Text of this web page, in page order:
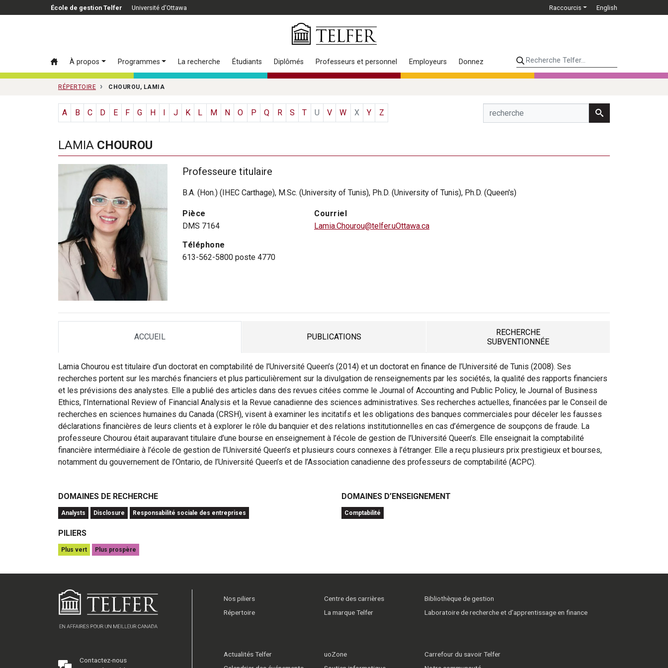
Passer au contenu principal
École de gestion Telfer Université d'Ottawa Raccourcis English
À propos Programmes La recherche Étudiants Diplômés Professeurs et personnel Employeurs DonnezRecherche Telfer...
RÉPERTOIRE CHOUROU, LAMIA
A B C D E F G H J K L M N O P Q R S T U V W X Y Z
LAMIA CHOUROU
Professeure titulaire
B.A. (Hon.) (IHEC Carthage), M.Sc. (University of Tunis), Ph.D. (University of Tunis), Ph.D. (Queen's)
Pièce
DMS 7164
Téléphone
613-562-5800 poste 4770
Courriel
Lamia.Chourou@telfer.uOttawa.ca
ACCUEIL
TAB PUBLICATIONS
TAB
RECHERCHE
SUBVENTIONNÉE
TAB
Lamia Chourou est titulaire d’un doctorat en comptabilité de l’Université Queen’s (2014) et un doctorat en finance de l’Université de Tunis (2008). Ses
recherches portent sur les marchés financiers et plus particulièrement sur la divulgation de renseignements par les sociétés, la qualité des rapports financiers
et les prévisions des analystes. Elle a publié des articles dans des revues citées comme le Journal of Accounting and Public Policy, le Journal of Business
Ethics, l’International Review of Financial Analysis et la Revue canadienne des sciences administratives. Ses recherches actuelles, financées par le Conseil de
recherches en sciences humaines du Canada (CRSH), visent à examiner les incitatifs et les obligations des banques commerciales pour déceler les fausses
déclarations financières de leurs clients et à explorer le rôle du banquier et des relations institutionnelles en cas d’émergence de soupçons de fraude. La
professeure Chourou était auparavant titulaire d’une bourse en enseignement à l’école de gestion de l’Université Queen’s. Elle enseignait la comptabilité
financière intermédiaire à l’école de gestion de l’Université Queen’s et plusieurs cours connexes à l’étranger. Elle a reçu plusieurs prix prestigieux et bourses,
notamment du gouvernement de l’Ontario, de l’Université Queen’s et de l’Association canadienne des professeurs de comptabilité (ACPC).
DOMAINES DE RECHERCHE
Analysts Disclosure Responsabilité sociale des entreprises
DOMAINES D’ENSEIGNEMENT
Comptabilité
PILIERS
Plus vert Plus prospère
Contactez-nous
Nos piliers
Répertoire
Centre des carrières
La marque Telfer
Bibliothèque de gestion
Laboratoire de recherche et d’apprentissage en finance
Actualités Telfer
uoZone
Carrefour du savoir Telfer